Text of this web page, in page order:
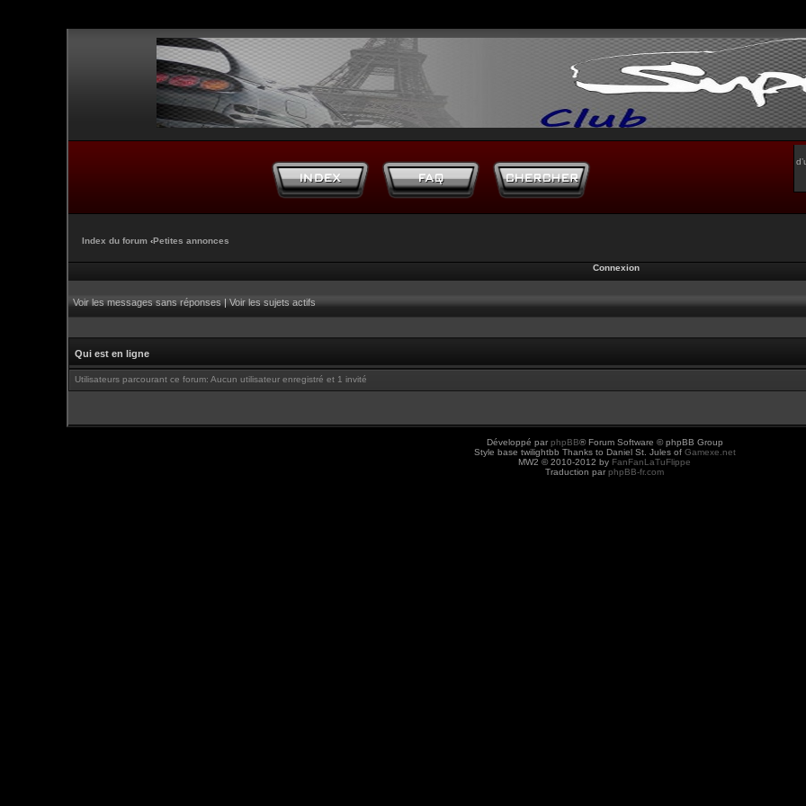
Index du forum ‹Petites annonces
Connexion
Voir les messages sans réponses|Voir les sujets actifs
Qui est en ligne
Utilisateurs parcourant ce forum: Aucun utilisateur enregistré et 1 invité
Développé par phpBB® Forum Software © phpBB Group
Style base twilightbb Thanks to Daniel St. Jules of Gamexe.net
MW2 © 2010-2012 by FanFanLaTuFlippe
Traduction par phpBB-fr.com